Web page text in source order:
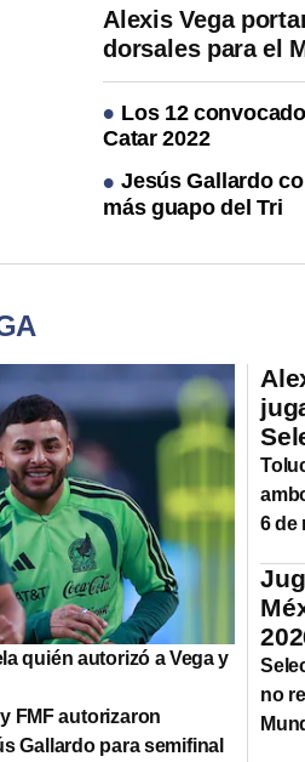
Alexis Vega
dorsales para el
Los 12
Catar 2022
Jesús Gallardo
más guapo del Tri
quién autorizó a Vega y
FMF autorizaron
Gallardo para semifinal
6 de
no